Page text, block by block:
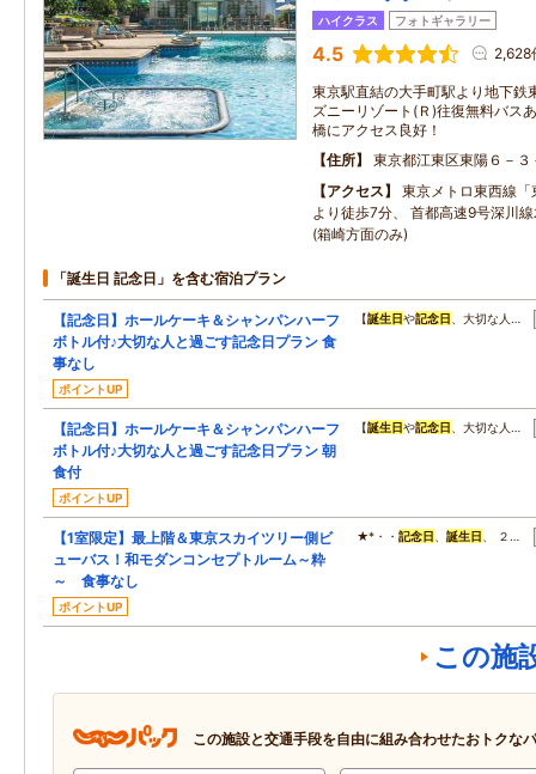
ハイクラス フォトギャラリー
4.5 2,628
東京駅直結の大手町駅より地下鉄
ズニーリゾート(Ｒ)往復無料バス
橋にアクセス良好！
住所
東京都江東区東陽６－３
アクセス
東京メトロ東西線
より徒歩7分、 首都高速9号深川
(箱崎方面のみ)
「誕生日 記念日」を含む宿泊プラン
【記念日】ホールケーキ＆シャンパンハーフ
ボトル付♪大切な人と過ごす記念日プラン 食
事なし
ポイントUP
【誕生日や記念日 、大切な人…
【記念日】ホールケーキ＆シャンパンハーフ
ボトル付♪大切な人と過ごす記念日プラン 朝
食付
ポイントUP
【誕生日や記念日 、大切な人…
【1室限定】最上階＆東京スカイツリー側ビ
ューバス！和モダンコンセプトルーム～粋
～ 食事なし
ポイントUP
★*・・ 記念日 誕生日 、 ２…
この施
この施設と交通手段を自由に組み合わせたおトクな